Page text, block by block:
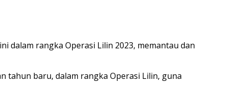
dalam rangka Operasi Lilin 2023, memantau dan
tahun baru, dalam rangka Operasi Lilin, guna